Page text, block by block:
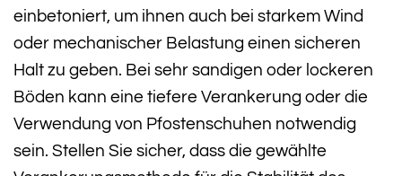
einbetoniert, um ihnen auch bei starkem Wind
oder mechanischer Belastung einen sicheren
Halt zu geben. Bei sehr sandigen oder lockeren
Böden kann eine tiefere Verankerung oder die
Verwendung von Pfostenschuhen notwendig
sein. Stellen Sie sicher, dass die gewählte